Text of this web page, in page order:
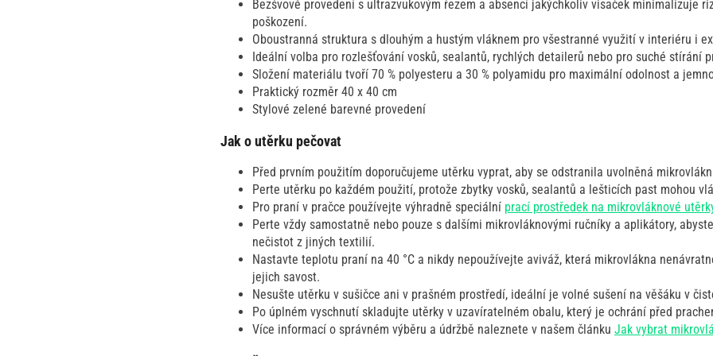
Bezšvové provedení s ultrazvukovým řezem a absencí jakýchkoliv visaček minimalizuje
poškození.
Oboustranná struktura s dlouhým a hustým vláknem pro všestranné využití v interiéru i
Ideální volba pro rozlešťování vosků, sealantů, rychlých detailerů nebo pro suché stírání
Složení materiálu tvoří 70 % polyesteru a 30 % polyamidu pro maximální odolnost a
Praktický rozměr 40 x 40 cm
Stylové zelené barevné provedení
Jak o utěrku pečovat
Před prvním použitím doporučujeme utěrku vyprat, aby se odstranila uvolněná
Perte utěrku po každém použití, protože zbytky vosků, sealantů a lešticích past mohou
Pro praní v pračce používejte výhradně speciální prací prostředek na mikrovláknové
Perte vždy samostatně nebo pouze s dalšími mikrovláknovými ručníky a aplikátory,
nečistot z jiných textilií.
Nastavte teplotu praní na 40 °C a nikdy nepoužívejte aviváž, která mikrovlákna
jejich savost.
Nesušte utěrku v sušičce ani v prašném prostředí, ideální je volné sušení na věšáku v
Po úplném vyschnutí skladujte utěrky v uzavíratelném obalu, který je ochrání před
Více informací o správném výběru a údržbě naleznete v našem článku Jak vybrat